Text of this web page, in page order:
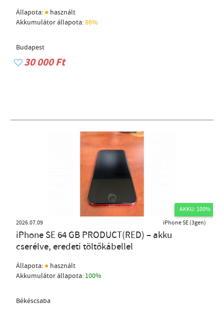
Állapota: ● használt
Akkumulátor állapota:86%
Budapest
30 000 Ft
AKKU: 100%
2026.07.09
iPhone SE (3gen)
iPhone SE 64 GB PRODUCT(RED) – akku
cserélve, eredeti töltőkábellel
Állapota: ● használt
Akkumulátor állapota: 100%
Békéscsaba